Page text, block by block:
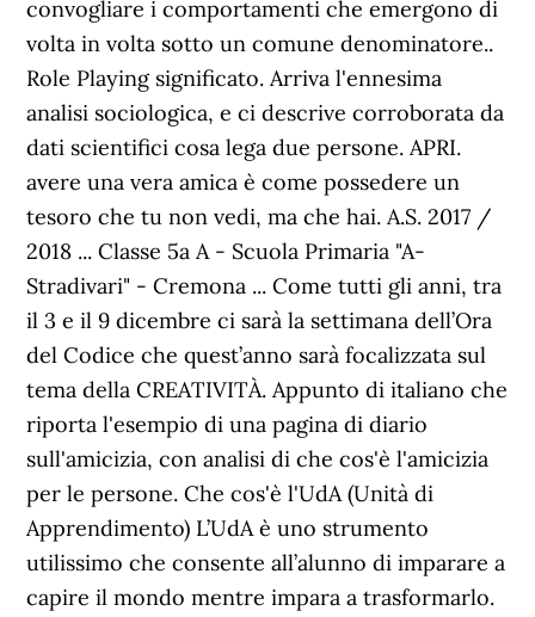
convogliare i comportamenti che emergono di
volta in volta sotto un comune denominatore..
Role Playing significato. Arriva l'ennesima
analisi sociologica, e ci descrive corroborata da
dati scientifici cosa lega due persone. APRI.
avere una vera amica è come possedere un
tesoro che tu non vedi, ma che hai. A.S. 2017 /
2018 ... Classe 5a A - Scuola Primaria "A-
Stradivari" - Cremona ... Come tutti gli anni, tra
il 3 e il 9 dicembre ci sarà la settimana dell’Ora
del Codice che quest’anno sarà focalizzata sul
tema della CREATIVITÀ. Appunto di italiano che
riporta l'esempio di una pagina di diario
sull'amicizia, con analisi di che cos'è l'amicizia
per le persone. Che cos'è l'UdA (Unità di
Apprendimento) L’UdA è uno strumento
utilissimo che consente all’alunno di imparare a
capire il mondo mentre impara a trasformarlo.